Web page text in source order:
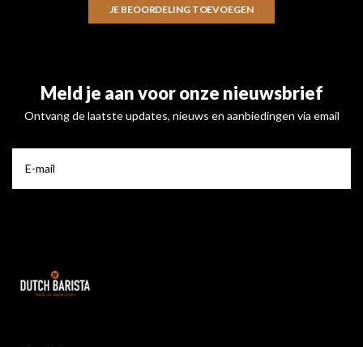
JE BEOORDELING TOEVOEGEN
Meld je aan voor onze nieuwsbrief
Ontvang de laatste updates, nieuws en aanbiedingen via email